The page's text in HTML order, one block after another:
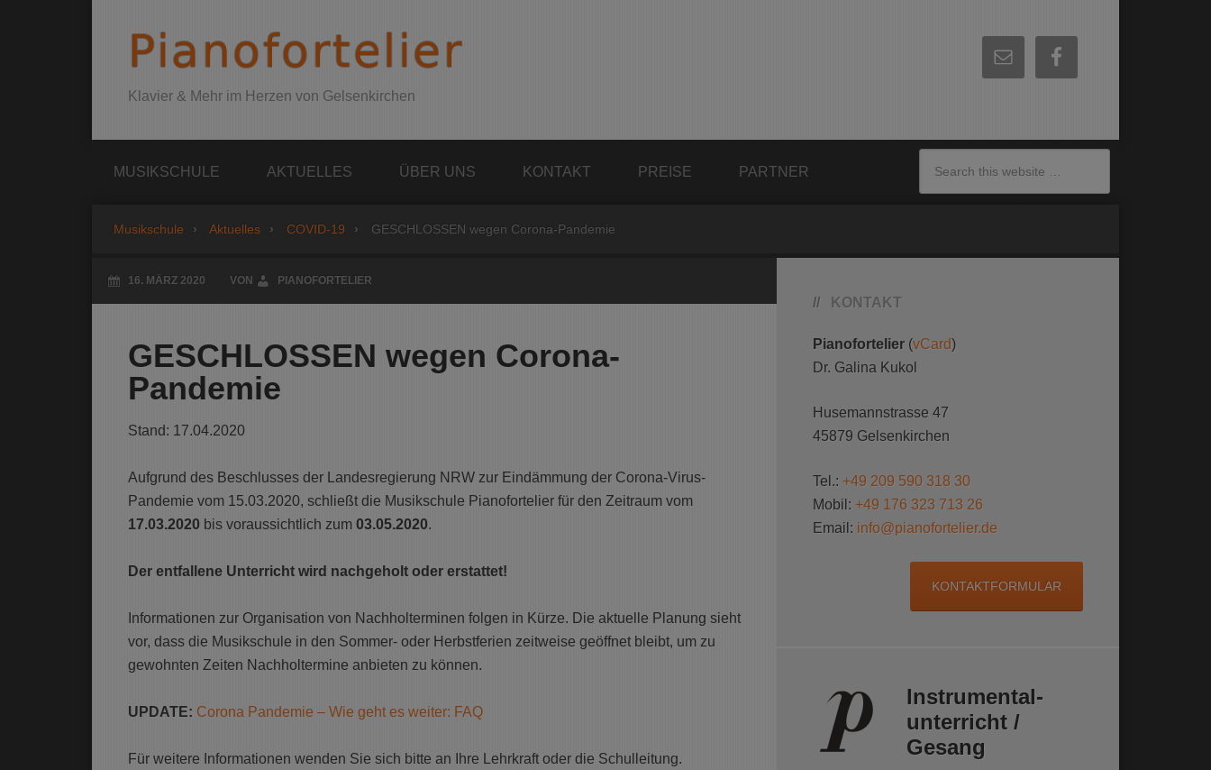
Pianofortelier
Klavier & Mehr im Herzen von Gelsenkirchen
MUSIKSCHULE AKTUELLES ÜBER UNS KONTAKT PREISE PARTNER
Musikschule Aktuelles COVID-19 GESCHLOSSEN wegen Corona-Pandemie
16. MÄRZ 2020 VON PIANOFORTELIER
GESCHLOSSEN wegen Corona-
Pandemie
Stand: 17.04.2020
Aufgrund des Beschlusses der Landesregierung NRW zur Eindämmung der Corona-Virus-
Pandemie vom 15.03.2020, schließt die Musikschule Pianofortelier für den Zeitraum vom
17.03.2020 bis voraussichtlich zum 03.05.2020.
Der entfallene Unterricht wird nachgeholt oder erstattet!
Informationen zur Organisation von Nachholterminen folgen in Kürze. Die aktuelle Planung sieht
vor, dass die Musikschule in den Sommer- oder Herbstferien zeitweise geöffnet bleibt, um zu
gewohnten Zeiten Nachholtermine anbieten zu können.
UPDATE: Corona Pandemie – Wie geht es weiter: FAQ
Für weitere Informationen wenden Sie sich bitte an Ihre Lehrkraft oder die Schulleitung.
KONTAKT
Pianofortelier (vCard)
Dr. Galina Kukol
Husemannstrasse 47
45879 Gelsenkirchen
Tel.: +49 209 590 318 30
Mobil: +49 176 323 713 26
Email: info@pianofortelier.de
KONTAKTFORMULAR
Instrumental­
unterricht /
Gesang